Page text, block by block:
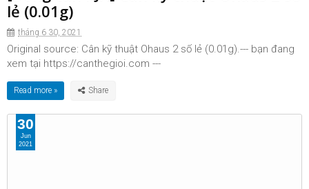
lẻ (0.01g)
tháng 6 30, 2021
Original source: Cân kỹ thuật Ohaus 2 số lẻ (0.01g).--- bạn đang
xem tại https://canthegioi.com ---
Read more »
30
Jun
2021